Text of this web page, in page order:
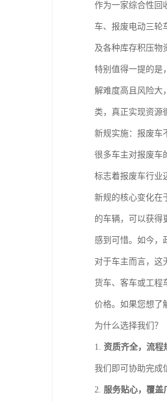
作为一家综合性回
车、报废电动三轮
及各种库存积压物
特别值得一提的是
解难度高且风险大
类，真正实现资源
新规实施：报废车
很多车主对报废车
标志着报废车行业
新规的核心变化在
的车辆，可以获得
感到可惜。如今，
对于车主而言，这
货车、客车或工程
价格。如果您想了
为什么选择我们？
1. 资质齐全，流程
我们即可协助完成
2. 服务贴心，覆盖